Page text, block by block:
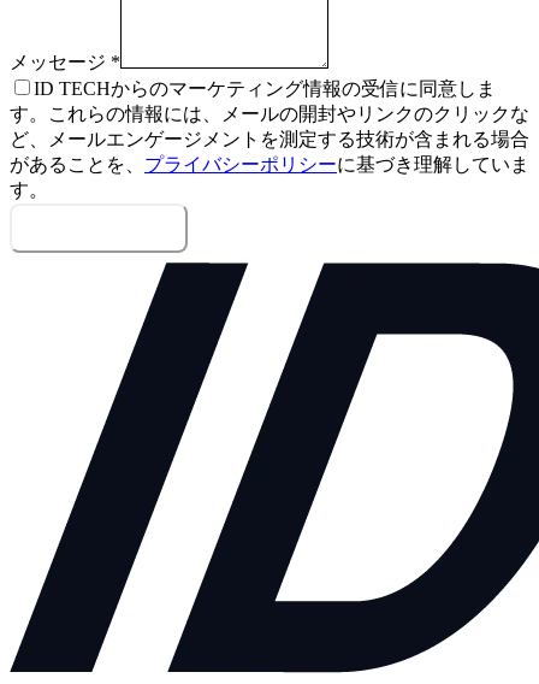
メッセージ *
ID TECHからのマーケティング情報の受信に同意しま
す。これらの情報には、メールの開封やリンクのクリックな
ど、メールエンゲージメントを測定する技術が含まれる場合
があることを、 プライバシーポリシーに基づき理解していま
す。